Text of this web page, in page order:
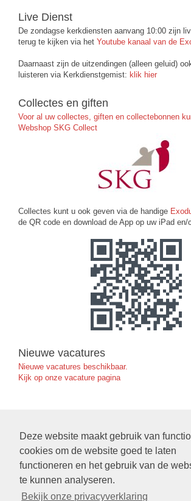
Deze website maakt gebruik van
cookies om de website goed te laten
functioneren en het gebruik van de
te kunnen analyseren.
Bekijk onze privacyverklaring
Live Dienst
De zondagse kerkdiensten aanvang 10:00 zijn
terug te kijken via het Youtube kanaal van de
Daarnaast zijn de uitzendingen (alleen geluid)
luisteren via Kerkdienstgemist: klik hier
Collectes en giften
Voor al uw collectes, giften en collectebonnen
Webshop SKG Collect
Collectes kunt u ook geven via de handige
de QR code en download de App op uw iPad en/
Nieuwe vacatures
Nieuwe vacatures beschikbaar.
Kijk op onze vacature pagina
klik hier
Nieuwe Verbinding
De nieuwe verbinding nr. 5 van 2026 staat nu
opdeze linkom het te openen.